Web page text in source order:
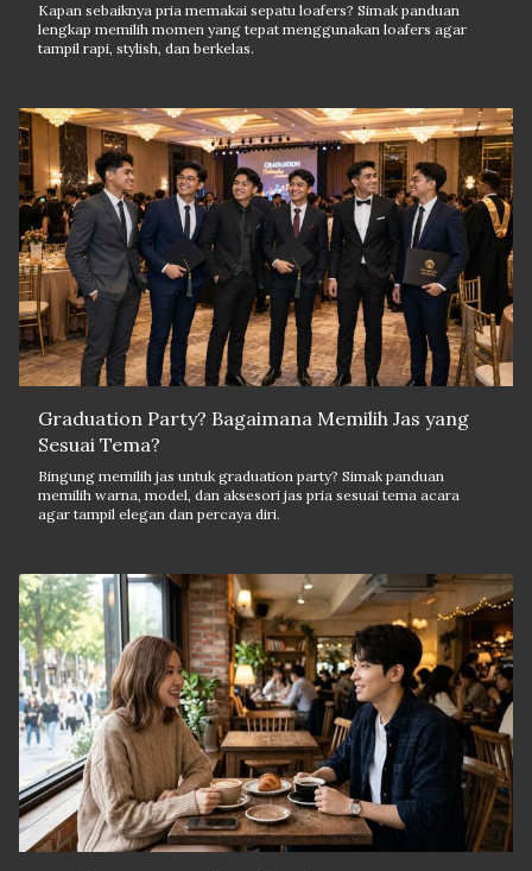
Kapan sebaiknya pria memakai sepatu loafers? Simak panduan
lengkap memilih momen yang tepat menggunakan loafers agar
tampil rapi, stylish, dan berkelas.
Graduation Party? Bagaimana Memilih Jas yang
Sesuai Tema?
Bingung memilih jas untuk graduation party? Simak panduan
memilih warna, model, dan aksesori jas pria sesuai tema acara
agar tampil elegan dan percaya diri.